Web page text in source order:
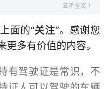
去听全文
面的“关注”。感谢您
多有价值的内容。
有驾驶证是常识，不